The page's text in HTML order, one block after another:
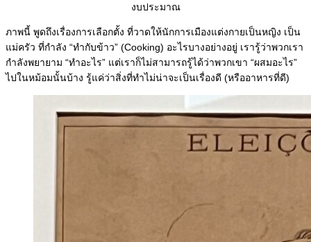
งบประมาณ
ภาพนี้ พูดถึงเรื่องการเลือกตั้ง ที่วาดให้นักการเมืองแต่งกายเป็นหญิง เป็น
แม่ครัว ที่กำลัง “ทำกับข้าว” (Cooking) อะไรบางอย่างอยู่ เรารู้ว่าพวกเรา
กำลังพยายาม “ทำอะไร” แต่เราก็ไม่สามารถรู้ได้ว่าพวกเขา “ผสมอะไร”
ไปในหม้อมนั้นบ้าง รู้แค่ว่าสิ่งที่ทำไม่น่าจะเป็นเรื่องดี (หรืออาหารที่ดี)